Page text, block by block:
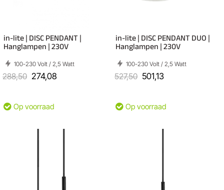
in-lite | DISC PENDANT |
Hanglampen | 230V
100-230 Volt / 2,5 Watt
288,50 274,08
Op voorraad
in-lite | DISC PENDANT DUO |
Hanglampen | 230V
100-230 Volt / 2,5 Watt
527,50 501,13
Op voorraad